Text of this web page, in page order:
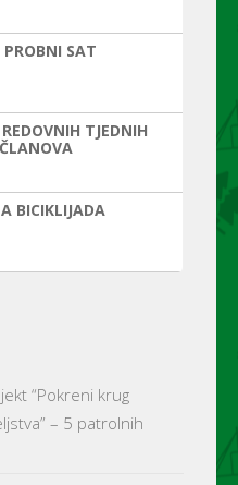
SAT
TJEDNIH
BICIKLIJADA
“Pokreni krug
– 5 patrolnih